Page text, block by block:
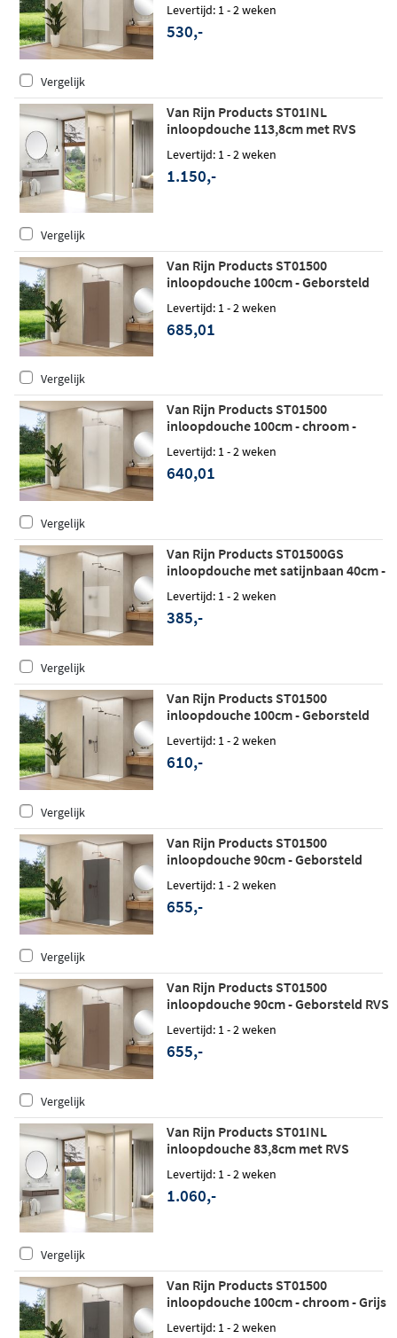
Levertijd: 1 - 2 weken
530,-
Vergelijk
Van Rijn Products ST01INL
inloopdouche 113,8cm met RVS
Levertijd: 1 - 2 weken
1.150,-
Vergelijk
Van Rijn Products ST01500
inloopdouche 100cm - Geborsteld
Levertijd: 1 - 2 weken
685,01
Vergelijk
Van Rijn Products ST01500
inloopdouche 100cm - chroom -
Satijnglas
Levertijd: 1 - 2 weken
640,01
Vergelijk
Van Rijn Products ST01500GS
inloopdouche met satijnbaan 40cm -
Geborsteld gunmetal - zonder
stabilisatiestang
Levertijd: 1 - 2 weken
385,-
Vergelijk
Van Rijn Products ST01500
inloopdouche 100cm - Geborsteld
gunmetal
Levertijd: 1 - 2 weken
610,-
Vergelijk
Van Rijn Products ST01500
inloopdouche 90cm - Geborsteld
koper - Grijs rookglas
Levertijd: 1 - 2 weken
655,-
Vergelijk
Van Rijn Products ST01500
inloopdouche 90cm - Geborsteld RVS
- Brons rookglas
Levertijd: 1 - 2 weken
655,-
Vergelijk
Van Rijn Products ST01INL
inloopdouche 83,8cm met RVS
staander
Levertijd: 1 - 2 weken
1.060,-
Vergelijk
Van Rijn Products ST01500
inloopdouche 100cm - chroom - Grijs
Levertijd: 1 - 2 weken